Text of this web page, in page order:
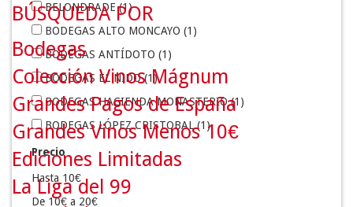
BELONDRADE(1)
BODEGAS ALTO MONCAYO (1)
BODEGAS ANTÍDOTO (1)
BODEGAS EL NIDO(1)
BODEGAS HACIENDA MONASTERIO(1)
BODEGAS LÓPEZ CRISTOBAL(1)
BODEGAS PROTOS
BODEGAS TRIDENTE
CASA ROJO(2)
Precio
Hasta 10€
De 10€ a 20€
BÚSQUEDA POR
Bodegas
Colección Vinos Mágnum
Grandes Pagos de España
Grandes Vinos Menos 10€
Ediciones Limitadas
La Liga del 99